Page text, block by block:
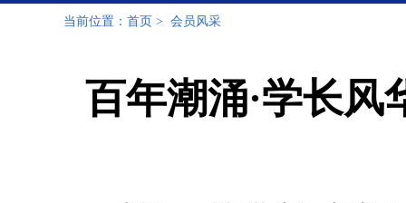
当前位置： 首页 > 会员风采
百年潮涌·学长风